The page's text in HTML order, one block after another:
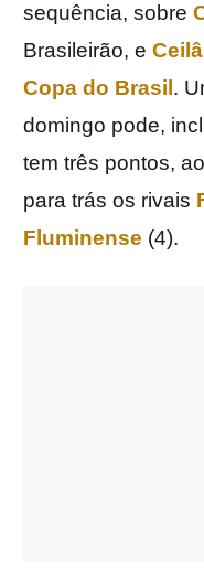
sequência, sobre
Brasileirão, e
Copa do Brasil .
domingo pode,
tem três pontos,
para trás os rivais
Fluminense (4).